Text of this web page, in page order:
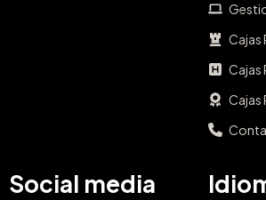
Cajas
Cajas
Cajas
Social media